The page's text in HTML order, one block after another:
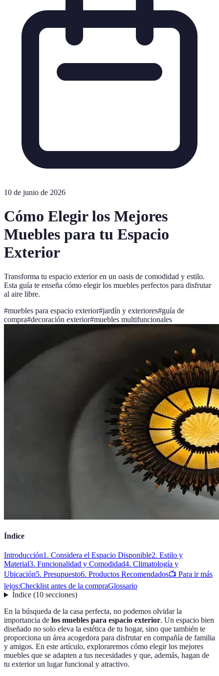
10 de junio de 2026
Cómo Elegir los Mejores
Muebles para tu Espacio
Exterior
Transforma tu espacio exterior en un oasis de comodidad y estilo.
Esta guía te enseña cómo elegir los muebles perfectos para disfrutar
al aire libre.
#muebles para espacio exterior#jardín y exteriores#guía de
compra#decoración exterior#muebles multifuncionales
Índice
Introducción1. Considera el Espacio Disponible2. Estilo y
Material3. Funcionalidad y Comodidad4. Climatología y
Ubicación5. Presupuesto6. Productos Recomendados📺 Para ir más
lejos:Checklist antes de la compraGlossario
Índice(10 secciones)
En la búsqueda de la casa perfecta, no podemos olvidar la
importancia de los muebles para espacio exterior. Un espacio bien
diseñado no solo eleva la estética de tu hogar, sino que también te
proporciona un área acogedora para disfrutar en compañía de familia
y amigos. En este artículo, exploraremos cómo elegir los mejores
muebles que se adapten a tus necesidades y que, además, hagan de
tu exterior un lugar funcional y atractivo.